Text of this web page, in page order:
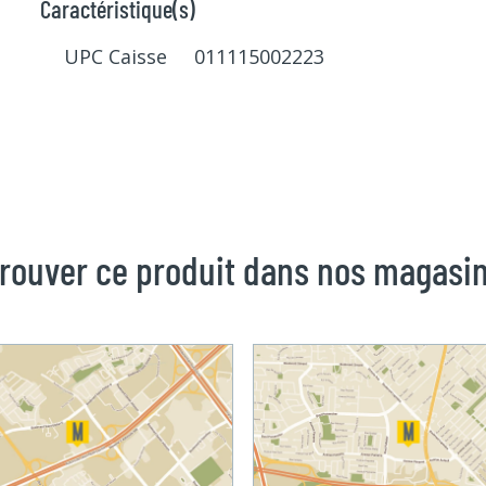
Caractéristique(s)
UPC Caisse 011115002223
ce produit dans nos